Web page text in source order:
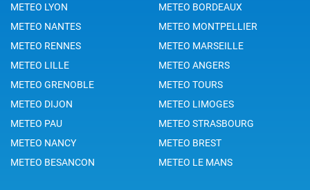
METEO LYON
METEO BORDEAUX
METEO NANTES
METEO MONTPELLIER
METEO RENNES
METEO MARSEILLE
METEO LILLE
METEO ANGERS
METEO GRENOBLE
METEO TOURS
METEO DIJON
METEO LIMOGES
METEO PAU
METEO STRASBOURG
METEO NANCY
METEO BREST
METEO BESANCON
METEO LE MANS